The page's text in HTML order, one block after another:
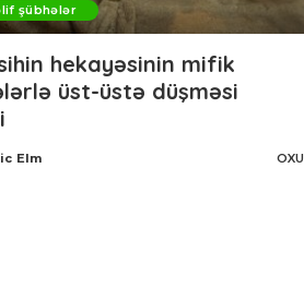
şübhələr
hekayəsinin mifik
üst-üstə düşməsi
Elm OXU